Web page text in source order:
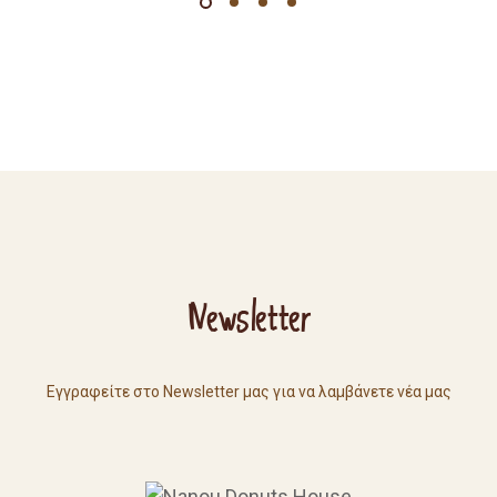
Newsletter
Εγγραφείτε στο Newsletter μας για να λαμβάνετε νέα μας